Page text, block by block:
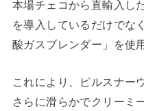
本場チェコから直輸入し
を導入しているだけでな
酸ガスブレンダー」を使
これにより、ピルスナー
さらに滑らかでクリーミ